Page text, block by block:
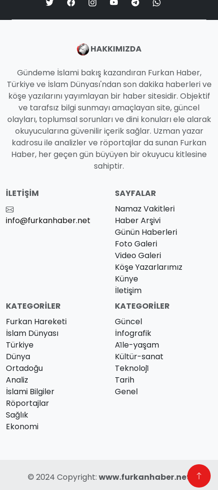
HAKKIMIZDA
Gündeme İslami bakış kazandıran Furkan Haber,
Türkiye ve İslam Dünyası'ndan son dakika haberleri ve
köşe yazılarını yayımlayan bir haber sitesidir. Objektif
ve tarafsız bilgi sunmayı amaçlayan site, güncel
olayları, toplumsal sorunları ve dini konuları ele alarak
okuyucularına güvenilir içerik sağlar. Uzman yazar
kadrosu ile analizler ve röportajlar da sunan Furkan
Haber, her geçen gün büyüyen bir okuyucu kitlesine
sahiptir.
İLETIŞIM
info@furkanhaber.net
SAYFALAR
Namaz Vakitleri
Haber Arşivi
Günün Haberleri
Foto Galeri
Video Galeri
Köşe Yazarlarımız
Künye
İletişim
KATEGORILER
Furkan Hareketi
İslam Dünyası
Türkiye
Dünya
Ortadoğu
Analiz
İslami Bilgiler
Röportajlar
Sağlık
Ekonomi
KATEGORILER
Güncel
İnfografik
Ai̇le-yaşam
Kültür-sanat
Teknoloji̇
Tarih
Genel
© 2024 Copyright: www.furkanhaber.net